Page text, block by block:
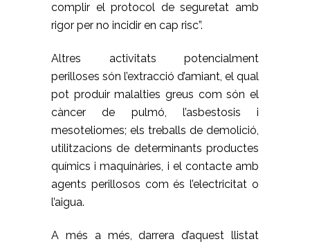
complir el protocol de seguretat amb
rigor per no incidir en cap risc”.
Altres activitats potencialment
perilloses són l’extracció d’amiant, el qual
pot produir malalties greus com són el
càncer de pulmó, l’asbestosis i
mesoteliomes; els treballs de demolició,
utilitzacions de determinants productes
químics i maquinàries, i el contacte amb
agents perillosos com és l’electricitat o
l’aigua.
A més a més, darrera d’aquest llistat